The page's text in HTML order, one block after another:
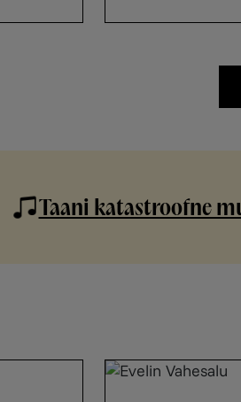
Taani katastroofne